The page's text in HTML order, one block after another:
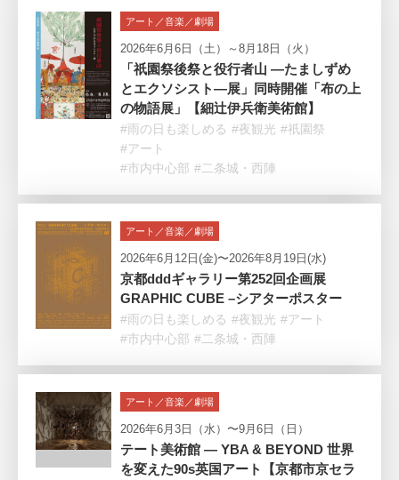
アート／音楽／劇場
2026年6月6日（土）～8月18日（火）
「祇園祭後祭と役行者山 ―たましずめ
とエクソシスト―展」同時開催「布の上
の物語展」【細辻伊兵衛美術館】
#雨の日も楽しめる #夜観光 #祇園祭
#アート
#市内中心部 #二条城・西陣
アート／音楽／劇場
2026年6月12日(金)〜2026年8月19日(水)
京都dddギャラリー第252回企画展
GRAPHIC CUBE –シアターポスター
#雨の日も楽しめる #夜観光 #アート
#市内中心部 #二条城・西陣
アート／音楽／劇場
2026年6月3日（水）〜9月6日（日）
テート美術館 ― YBA & BEYOND 世界
を変えた90s英国アート【京都市京セラ